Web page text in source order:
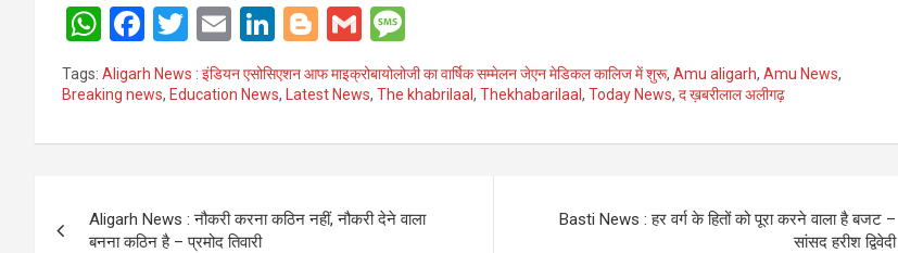
W
h
at
p
F
a
ce
k
T
wi
tt
E
m
ail
Li
ke
Bl
g
G
m
ail
es
s
Tags: Aligarh News : इंडियन एसोसिएशन आफ माइक्रोबायोलोजी का वार्षिक सम्मेलन जेएन मेडिकल कालिज में शुरू, Amu aligarh, Amu News,
Breaking news, Education News, Latest News, The khabrilaal, Thekhabarilaal, Today News, द ख़बरीलाल अलीगढ़
navigation
Aligarh News : नौकरी करना कठिन नहीं, नौकरी देने वाला
बनना कठिन है – प्रमोद तिवारी
Basti News : हर वर्ग के हितों को पूरा करने वाला है बजट –
सांसद हरीश द्विवेदी